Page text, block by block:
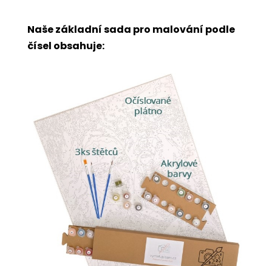
Naše základní sada pro malování podle
čísel obsahuje: